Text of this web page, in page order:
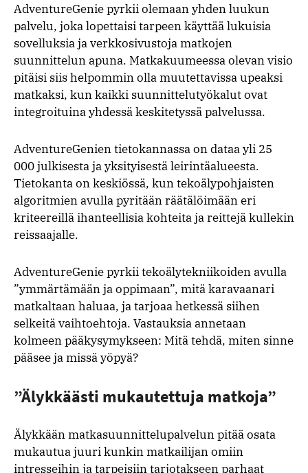
AdventureGenie pyrkii olemaan yhden luukun
palvelu, joka lopettaisi tarpeen käyttää lukuisia
sovelluksia ja verkkosivustoja matkojen
suunnittelun apuna. Matkakuumeessa olevan visio
pitäisi siis helpommin olla muutettavissa upeaksi
matkaksi, kun kaikki suunnittelutyökalut ovat
integroituina yhdessä keskitetyssä palvelussa.
AdventureGenien tietokannassa on dataa yli 25
000 julkisesta ja yksityisestä leirintäalueesta.
Tietokanta on keskiössä, kun tekoälypohjaisten
algoritmien avulla pyritään räätälöimään eri
kriteereillä ihanteellisia kohteita ja reittejä kullekin
reissaajalle.
AdventureGenie pyrkii tekoälytekniikoiden avulla
”ymmärtämään ja oppimaan”, mitä karavaanari
matkaltaan haluaa, ja tarjoaa hetkessä siihen
selkeitä vaihtoehtoja. Vastauksia annetaan
kolmeen pääkysymykseen: Mitä tehdä, miten sinne
pääsee ja missä yöpyä?
”Älykkäästi mukautettuja matkoja”
Älykkään matkasuunnittelupalvelun pitää osata
mukautua juuri kunkin matkailijan omiin
intresseihin ja tarpeisiin tarjotakseen parhaat